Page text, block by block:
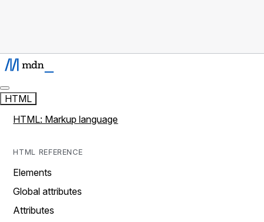
HTML
HTML: Markup language
HTML REFERENCE
Elements
Global attributes
Attributes